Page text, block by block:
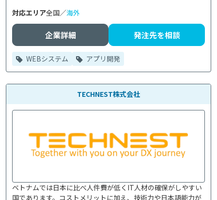
対応エリア全国／海外
企業詳細 発注先を相談
WEBシステム アプリ開発
TECHNEST株式会社
ベトナムでは日本に比べ人件費が低くIT人材の確保がしやすい
国であります。コストメリットに加え、技術力や日本語能力が